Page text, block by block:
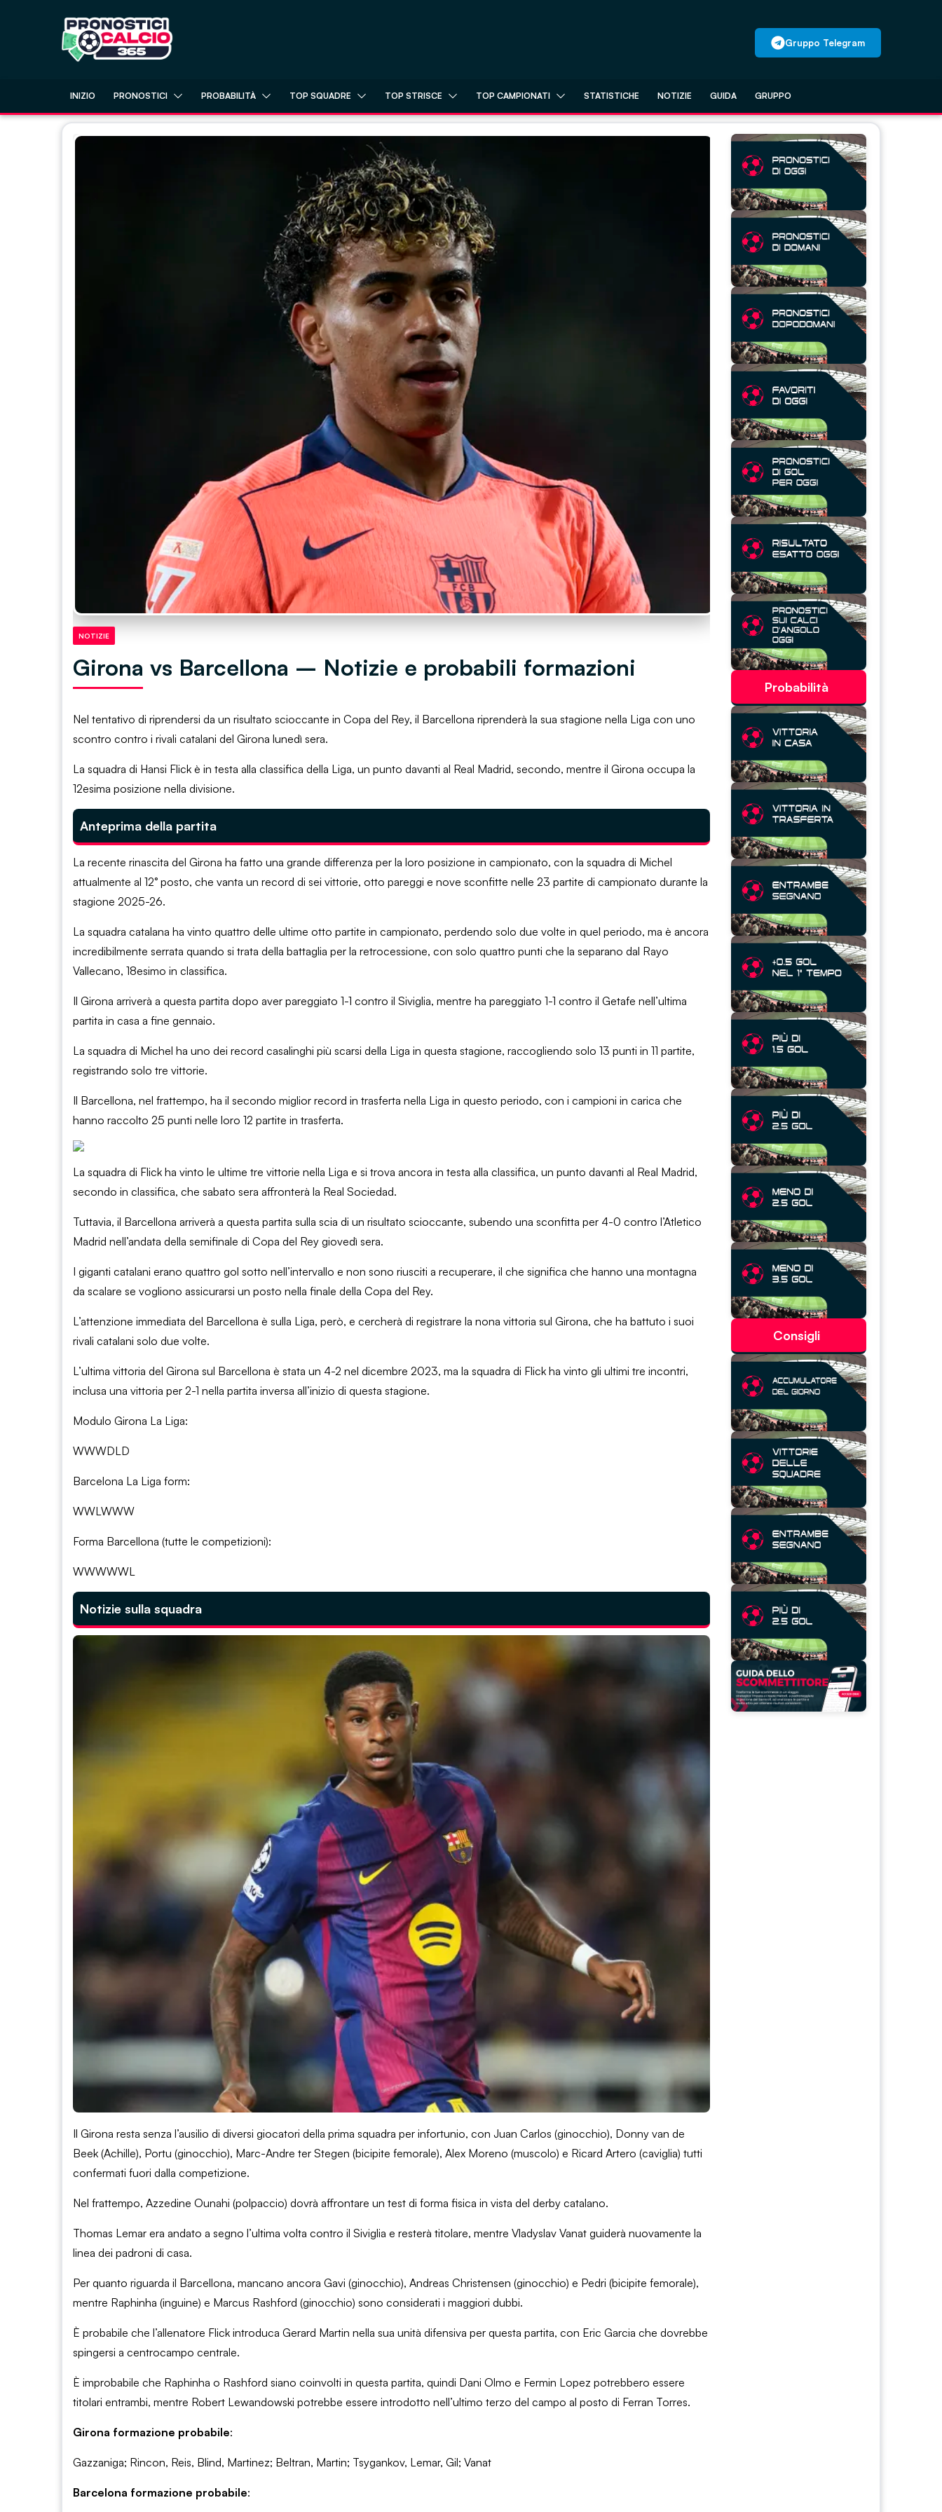
Gruppo Telegram
INIZIO PRONOSTICI PROBABILITÀ TOP SQUADRE TOP STRISCE TOP CAMPIONATI STATISTICHE NOTIZIE GUIDA GRUPPO
NOTIZIE
Girona vs Barcellona – Notizie e probabili formazioni
Nel tentativo di riprendersi da un risultato scioccante in Copa del Rey, il Barcellona riprenderà la sua stagione nella Liga con uno
scontro contro i rivali catalani del Girona lunedì sera.
La squadra di Hansi Flick è in testa alla classifica della Liga, un punto davanti al Real Madrid, secondo, mentre il Girona occupa la
12esima posizione nella divisione.
Anteprima della partita
La recente rinascita del Girona ha fatto una grande differenza per la loro posizione in campionato, con la squadra di Michel
attualmente al 12° posto, che vanta un record di sei vittorie, otto pareggi e nove sconfitte nelle 23 partite di campionato durante la
stagione 2025-26.
La squadra catalana ha vinto quattro delle ultime otto partite in campionato, perdendo solo due volte in quel periodo, ma è ancora
incredibilmente serrata quando si trata della battaglia per la retrocessione, con solo quattro punti che la separano dal Rayo
Vallecano, 18esimo in classifica.
Il Girona arriverà a questa partita dopo aver pareggiato 1-1 contro il Siviglia, mentre ha pareggiato 1-1 contro il Getafe nell’ultima
partita in casa a fine gennaio.
La squadra di Michel ha uno dei record casalinghi più scarsi della Liga in questa stagione, raccogliendo solo 13 punti in 11 partite,
registrando solo tre vittorie.
Il Barcellona, ​​nel frattempo, ha il secondo miglior record in trasferta nella Liga in questo periodo, con i campioni in carica che
hanno raccolto 25 punti nelle loro 12 partite in trasferta.
La squadra di Flick ha vinto le ultime tre vittorie nella Liga e si trova ancora in testa alla classifica, un punto davanti al Real Madrid,
secondo in classifica, che sabato sera affronterà la Real Sociedad.
Tuttavia, il Barcellona arriverà a questa partita sulla scia di un risultato scioccante, subendo una sconfitta per 4-0 contro l’Atletico
Madrid nell’andata della semifinale di Copa del Rey giovedì sera.
I giganti catalani erano quattro gol sotto nell’intervallo e non sono riusciti a recuperare, il che significa che hanno una montagna
da scalare se vogliono assicurarsi un posto nella finale della Copa del Rey.
L’attenzione immediata del Barcellona è sulla Liga, però, e cercherà di registrare la nona vittoria sul Girona, che ha battuto i suoi
rivali catalani solo due volte.
L’ultima vittoria del Girona sul Barcellona è stata un 4-2 nel dicembre 2023, ma la squadra di Flick ha vinto gli ultimi tre incontri,
inclusa una vittoria per 2-1 nella partita inversa all’inizio di questa stagione.
Modulo Girona La Liga:
WWWDLD
Barcelona La Liga form:
WWLWWW
Forma Barcellona (tutte le competizioni):
WWWWWL
Notizie sulla squadra
Il Girona resta senza l’ausilio di diversi giocatori della prima squadra per infortunio, con Juan Carlos (ginocchio), Donny van de
Beek (Achille), Portu (ginocchio), Marc-Andre ter Stegen (bicipite femorale), Alex Moreno (muscolo) e Ricard Artero (caviglia) tutti
confermati fuori dalla competizione.
Nel frattempo, Azzedine Ounahi (polpaccio) dovrà affrontare un test di forma fisica in vista del derby catalano.
Thomas Lemar era andato a segno l’ultima volta contro il Siviglia e resterà titolare, mentre Vladyslav Vanat guiderà nuovamente la
linea dei padroni di casa.
Per quanto riguarda il Barcellona, ​​mancano ancora Gavi (ginocchio), Andreas Christensen (ginocchio) e Pedri (bicipite femorale),
mentre Raphinha (inguine) e Marcus Rashford (ginocchio) sono considerati i maggiori dubbi.
È probabile che l’allenatore Flick introduca Gerard Martin nella sua unità difensiva per questa partita, con Eric Garcia che dovrebbe
spingersi a centrocampo centrale.
È improbabile che Raphinha o Rashford siano coinvolti in questa partita, quindi Dani Olmo e Fermin Lopez potrebbero essere
titolari entrambi, mentre Robert Lewandowski potrebbe essere introdotto nell’ultimo terzo del campo al posto di Ferran Torres.
Girona formazione probabile:
Gazzaniga; Rincon, Reis, Blind, Martinez; Beltran, Martin; Tsygankov, Lemar, Gil; Vanat
Barcelona formazione probabile:
Probabilità
Consigli